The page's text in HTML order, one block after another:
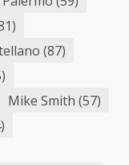
(87)
Mike Smith (57)